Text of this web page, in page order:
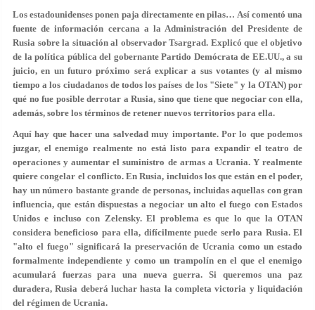
Los estadounidenses ponen paja directamente en pilas… Así comentó una
fuente de información cercana a la Administración del Presidente de
Rusia sobre la situación al observador Tsargrad. Explicó que el objetivo
de la política pública del gobernante Partido Demócrata de EE.UU., a su
juicio, en un futuro próximo será explicar a sus votantes (y al mismo
tiempo a los ciudadanos de todos los países de los "Siete" y la OTAN) por
qué no fue posible derrotar a Rusia, sino que tiene que negociar con ella,
además, sobre los términos de retener nuevos territorios para ella.
Aquí hay que hacer una salvedad muy importante. Por lo que podemos
juzgar, el enemigo realmente no está listo para expandir el teatro de
operaciones y aumentar el suministro de armas a Ucrania. Y realmente
quiere congelar el conflicto. En Rusia, incluidos los que están en el poder,
hay un número bastante grande de personas, incluidas aquellas con gran
influencia, que están dispuestas a negociar un alto el fuego con Estados
Unidos e incluso con Zelensky. El problema es que lo que la OTAN
considera beneficioso para ella, difícilmente puede serlo para Rusia. El
"alto el fuego" significará la preservación de Ucrania como un estado
formalmente independiente y como un trampolín en el que el enemigo
acumulará fuerzas para una nueva guerra. Si queremos una paz
duradera, Rusia deberá luchar hasta la completa victoria y liquidación
del régimen de Ucrania.